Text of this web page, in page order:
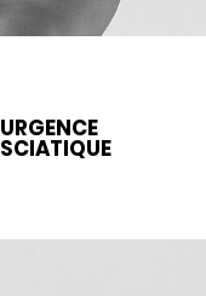
URGENCE
SCIATIQUE